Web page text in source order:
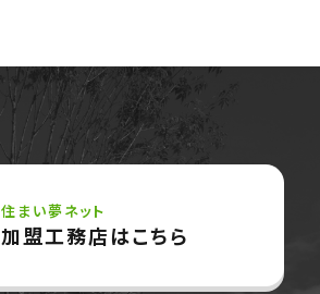
住まい夢ネット
加盟工務店はこちら